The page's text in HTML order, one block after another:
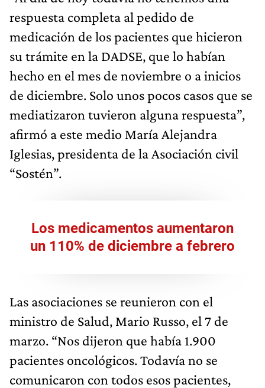
respuesta completa al pedido de
medicación de los pacientes que hicieron
su trámite en la DADSE, que lo habían
hecho en el mes de noviembre o a inicios
de diciembre. Solo unos pocos casos que se
mediatizaron tuvieron alguna respuesta”,
afirmó a este medio María Alejandra
Iglesias, presidenta de la Asociación civil
“Sostén”.
Los medicamentos aumentaron
un 110% de diciembre a febrero
Las asociaciones se reunieron con el
ministro de Salud, Mario Russo, el 7 de
marzo. “Nos dijeron que había 1.900
pacientes oncológicos. Todavía no se
comunicaron con todos esos pacientes,